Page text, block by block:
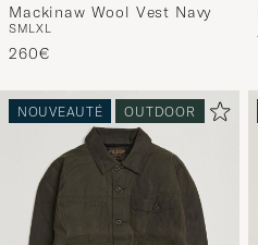
Mackinaw Wool Vest Navy
SMLXL
260€
NOUVEAUTÉ OUTDOOR